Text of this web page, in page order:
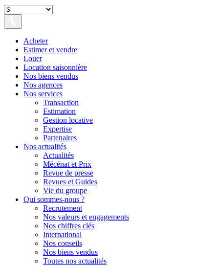
Acheter
Estimer et vendre
Louer
Location saisonnière
Nos biens vendus
Nos agences
Nos services
Transaction
Estimation
Gestion locative
Expertise
Partenaires
Nos actualités
Actualités
Mécénat et Prix
Revue de presse
Revues et Guides
Vie du groupe
Qui sommes-nous ?
Recrutement
Nos valeurs et engagements
Nos chiffres clés
International
Nos conseils
Nos biens vendus
Toutes nos actualités